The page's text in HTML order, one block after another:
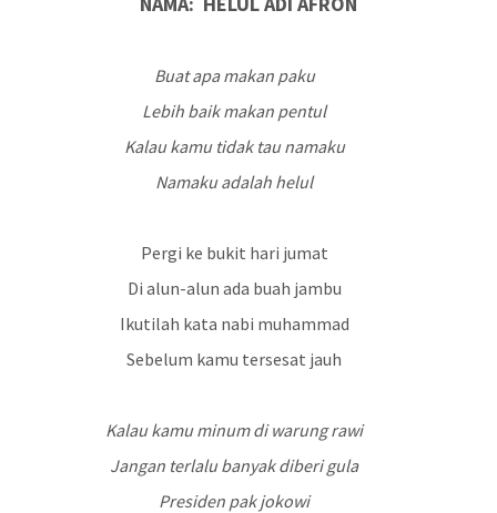
Buat apa makan paku
Lebih baik makan pentul
Kalau kamu tidak tau namaku
Namaku adalah helul
Pergi ke bukit hari jumat
Di alun-alun ada buah jambu
Ikutilah kata nabi muhammad
Sebelum kamu tersesat jauh
Kalau kamu minum di warung rawi
Jangan terlalu banyak diberi gula
Presiden pak jokowi